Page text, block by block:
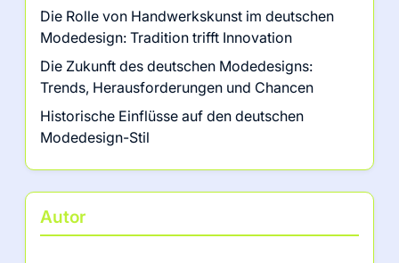
Die Rolle von Handwerkskunst im deutschen
Modedesign: Tradition trifft Innovation
Die Zukunft des deutschen Modedesigns:
Trends, Herausforderungen und Chancen
Historische Einflüsse auf den deutschen
Modedesign-Stil
Autor